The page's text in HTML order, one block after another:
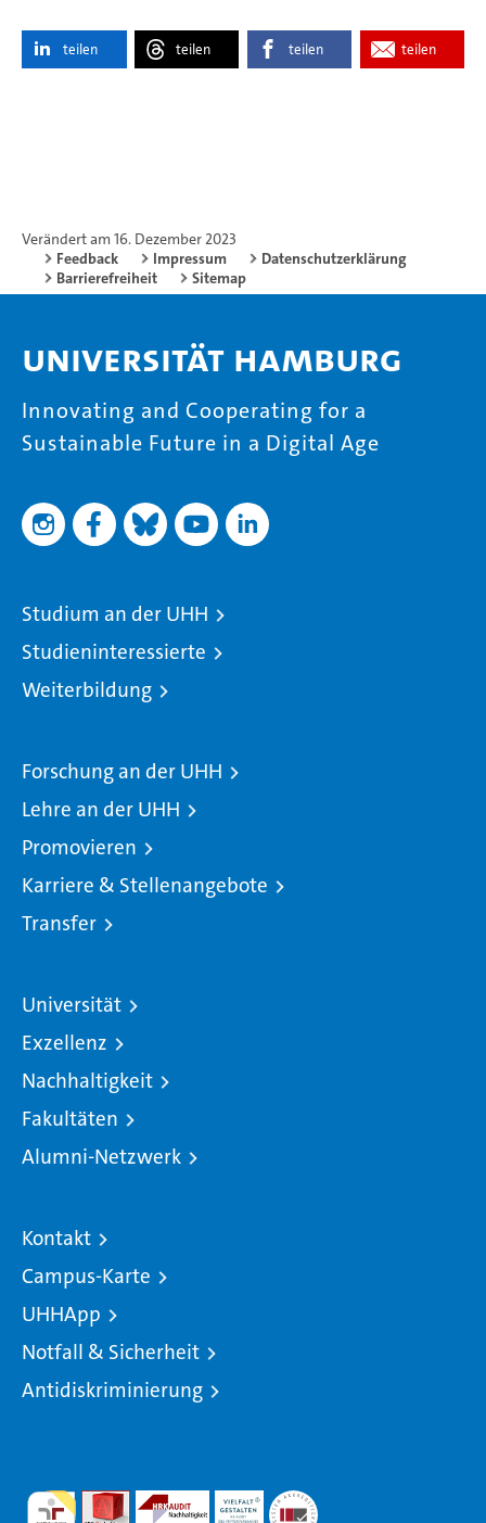
teilen teilen teilen teilen
Verändert am 16. Dezember 2023
Feedback
Impressum
Datenschutzerklärung
Barrierefreiheit
Sitemap
Universität Hamburg
Innovating and Cooperating for a
Sustainable Future in a Digital Age
Studium an der UHH
Studieninteressierte
Weiterbildung
Forschung an der UHH
Lehre an der UHH
Promovieren
Karriere & Stellenangebote
Transfer
Universität
Exzellenz
Nachhaltigkeit
Fakultäten
Alumni-Netzwerk
Kontakt
Campus-Karte
UHHApp
Notfall & Sicherheit
Antidiskriminierung